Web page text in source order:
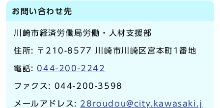
お問い合わせ先
川崎市経済労働局労働・人材支援部
住所: 〒210-8577 川崎市川崎区宮本町1番地
電話: 044-200-2242
ファクス: 044-200-3598
メールアドレス: 28roudou@city.kawasaki.j